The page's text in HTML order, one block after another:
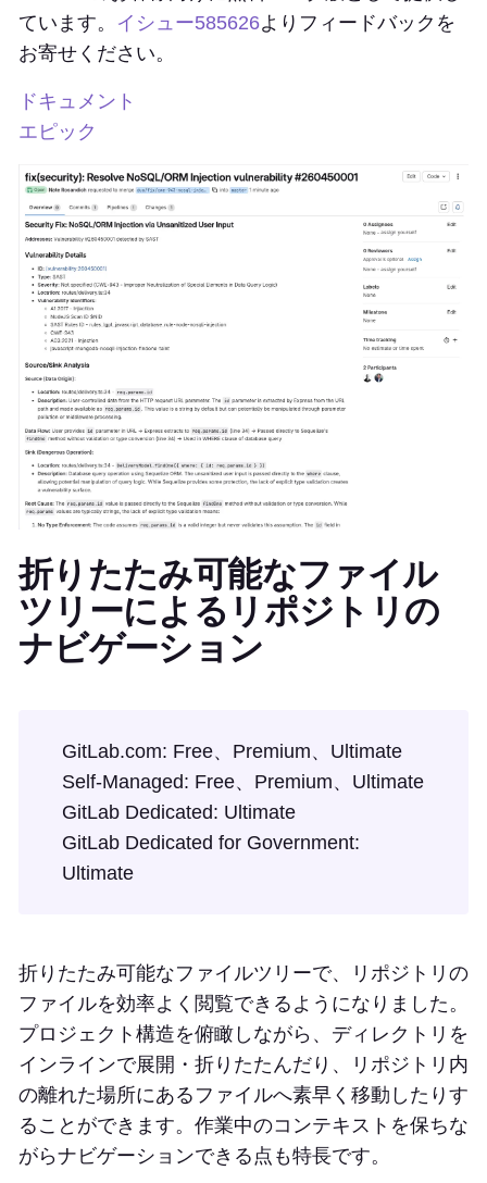
ています。 イシュー585626よりフィードバックを
お寄せください。
ドキュメント
エピック
折りたたみ可能なファイル
ツリーによるリポジトリの
ナビゲーション
GitLab.com: Free、Premium、Ultimate
Self-Managed: Free、Premium、Ultimate
GitLab Dedicated: Ultimate
GitLab Dedicated for Government:
Ultimate
折りたたみ可能なファイルツリーで、リポジトリの
ファイルを効率よく閲覧できるようになりました。
プロジェクト構造を俯瞰しながら、ディレクトリを
インラインで展開・折りたたんだり、リポジトリ内
の離れた場所にあるファイルへ素早く移動したりす
ることができます。作業中のコンテキストを保ちな
がらナビゲーションできる点も特長です。